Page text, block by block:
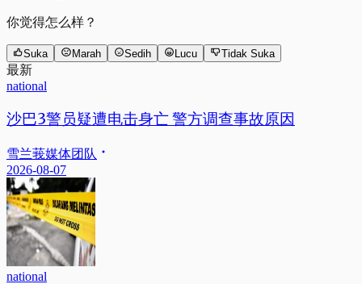
你觉得怎么样？
Suka Marah Sedih Lucu Tidak Suka
最新
national
沙巴3警员疑遭电击身亡 警方调查事故原因
雪兰莪媒体团队
2026-08-07
national